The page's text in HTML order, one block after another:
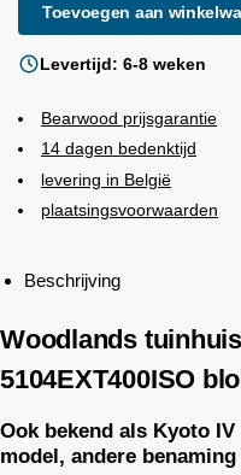
Toevoegen aan
Levertijd: 6-8 weken
Bearwood prijsgarantie
14 dagen bedenktijd
levering in België
plaatsingsvoorwaarden
Beschrijving
Woodlands
5104EXT400ISO
Ook bekend als Kyoto
model, andere